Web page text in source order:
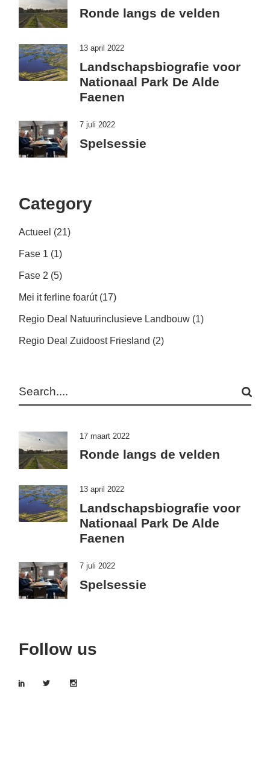
Ronde langs de velden
13 april 2022
Landschapsbiografie voor
Nationaal Park De Alde
Faenen
7 juli 2022
Spelsessie
Category
Actueel (21)
Fase 1 (1)
Fase 2 (5)
Mei it ferline foarút(17)
Regio Deal Natuurinclusieve Landbouw (1)
Regio Deal Zuidoost Friesland (2)
17 maart 2022
Ronde langs de velden
13 april 2022
Landschapsbiografie voor
Nationaal Park De Alde
Faenen
7 juli 2022
Spelsessie
Follow us